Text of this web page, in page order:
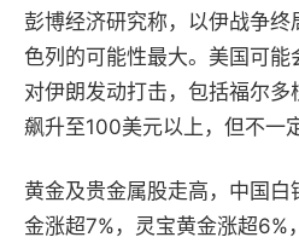
彭博经济研究称，以伊战争
色列的可能性最大。美国可能
对伊朗发动打击，包括福尔
飙升至100美元以上，但不一
黄金及贵金属股走高，中国白
金涨超7%，灵宝黄金涨超6%